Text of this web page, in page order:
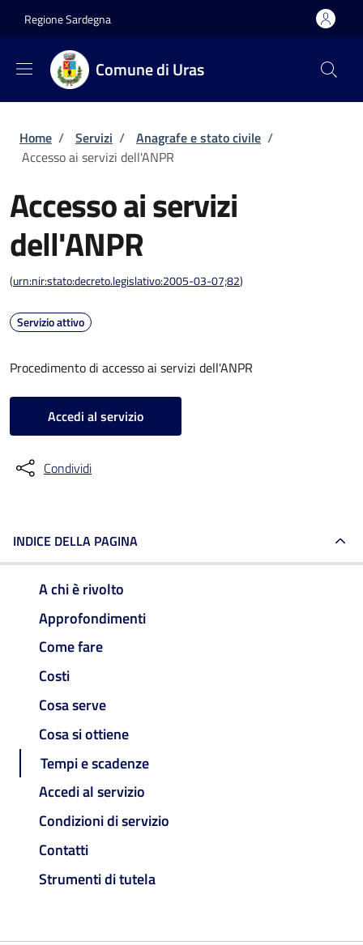
Regione Sardegna
Comune di Uras
Briciole di pane
Home / Servizi / Anagrafe e stato civile /
Accesso ai servizi dell'ANPR
Accesso ai servizi
dell'ANPR
(urn:nir:stato:decreto.legislativo:2005-03-07;82)
Servizio attivo
Procedimento di accesso ai servizi dell'ANPR
Accedi al servizio
Condividi
INDICE DELLA PAGINA
A chi è rivolto
Approfondimenti
Come fare
Costi
Cosa serve
Cosa si ottiene
Tempi e scadenze
Accedi al servizio
Condizioni di servizio
Contatti
Strumenti di tutela